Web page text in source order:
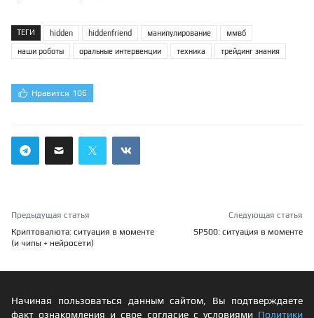
ТЕГИ hidden hiddenfriend манипулирование ммвб
наши роботы оральные интервенции техника трейдинг знания
Нравится 106
Предыдущая статья
Криптовалюта: ситуация в моменте
(и чипы + нейросети)
Следующая статья
SP500: ситуация в моменте
Начиная пользоваться данным сайтом, Вы подтверждаете
факт ознакомления и свое согласие с условиями Политики